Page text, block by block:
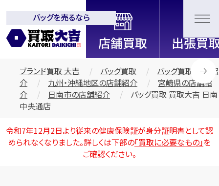
全国2200店舗以上展開中！
信頼と実績の買取専門店「買取大
吉」
バッグを売るなら
ブランド買取 大吉 バッグ買取
バッグ買取 店舗紹
介
九州・沖縄地区の店舗紹介
宮崎県の店舗紹
介
日南市の店舗紹介
バッグ買取 買取大吉 日南
中央通店
令和7年12月2日より従来の健康保険証が身分証明書として認
められなくなりました。詳しくは下部の「買取に必要なもの」を
ご確認ください。